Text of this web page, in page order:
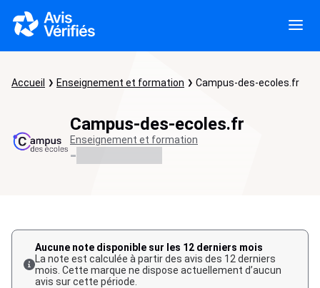
Accueil Enseignement et formation Campus-des-ecoles.fr
Campus-des-ecoles.fr
Enseignement et formation
-
Aucune note disponible sur les 12 derniers mois
La note est calculée à partir des avis des 12 derniers
mois. Cette marque ne dispose actuellement d’aucun
avis sur cette période.